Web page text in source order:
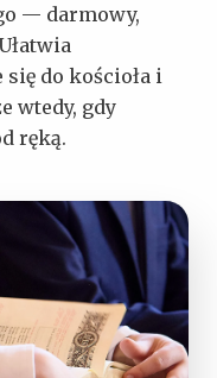
— darmowy,
do kościoła i
wtedy, gdy
ręką.